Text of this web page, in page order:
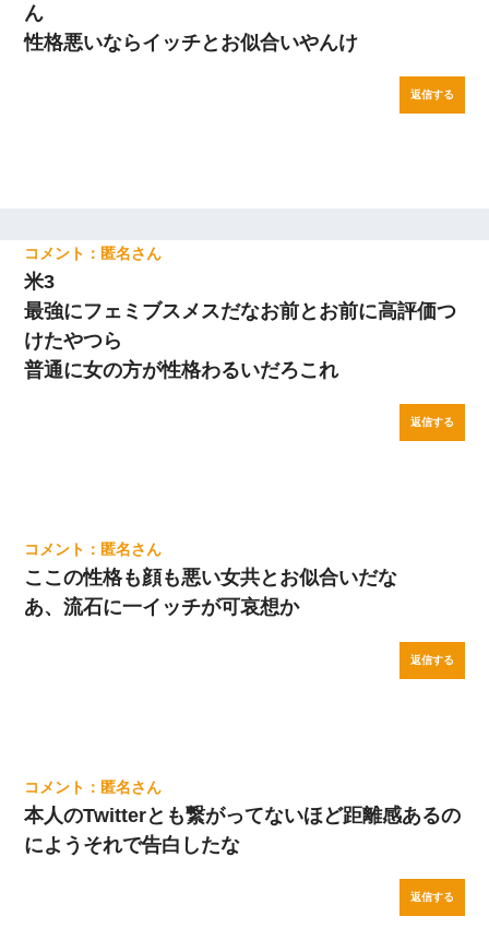
ん
性格悪いならイッチとお似合いやんけ
返信する
匿名
米3
最強にフェミブスメスだなお前とお前に高評価つ
けたやつら
普通に女の方が性格わるいだろこれ
返信する
匿名
ここの性格も顔も悪い女共とお似合いだな
あ、流石に一イッチが可哀想か
返信する
匿名
本人のTwitterとも繋がってないほど距離感あるの
にようそれで告白したな
返信する